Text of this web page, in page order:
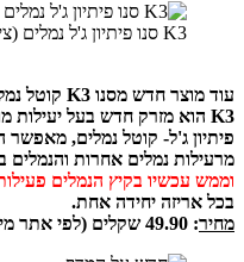
K3 סנו פיתיון ג'ל נמלים (צילןם: טל אזולאי)
עוד מוצר חדש מסנו K3 קוטל נמלים לבית ולחצר מתאים לקטילת נמלים בקן ומחוץ לקן.
K3 הוא מזרק חדש בעל יעילות מוכחת לקטילת נמלים בבית ובחצר, המהווה פתרון חדשני לחיסול הנמלים בבית ובסביבתו ולמניעת התרבותן בפינות מסתור.
פיתיון ג'ל- קוטל נמלים,
מרעילות נמלים אחרות והנמלים
וממש עכשיו בקיץ הנמלים
בכל אריזה יחידה אחת.
מחיר: 49.90 שקלים (לפי אתר מייסופרמרקט)